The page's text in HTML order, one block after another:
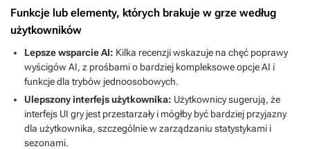
Funkcje lub elementy, których brakuje w grze według
użytkowników
Lepsze wsparcie AI: Kilka recenzji wskazuje na chęć poprawy
wyścigów AI, z prośbami o bardziej kompleksowe opcje AI i
funkcje dla trybów jednoosobowych.
Ulepszony interfejs użytkownika: Użytkownicy sugerują, że
interfejs UI gry jest przestarzały i mógłby być bardziej przyjazny
dla użytkownika, szczególnie w zarządzaniu statystykami i
sezonami.